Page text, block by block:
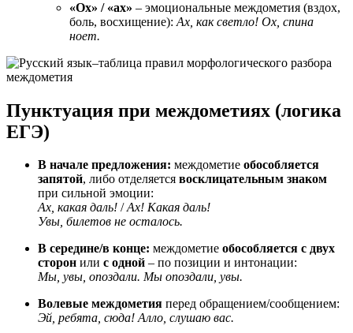
«Ох» / «ах» – эмоциональные междометия (вздох,
боль, восхищение): Ах, как светло! Ох, спина
ноет.
Пунктуация при междометиях (логика
ЕГЭ)
В начале предложения: междометие обособляется
запятой, либо отделяется восклицательным знаком
при сильной эмоции:
Ах, какая даль! /Ах! Какая даль!
Увы, билетов не осталось.
В середине/в конце: междометие обособляется с двух
сторон или с одной – по позиции и интонации:
Мы, увы, опоздали. Мы опоздали, увы.
Волевые междометия перед обращением/сообщением:
Эй, ребята, сюда! Алло, слушаю вас.